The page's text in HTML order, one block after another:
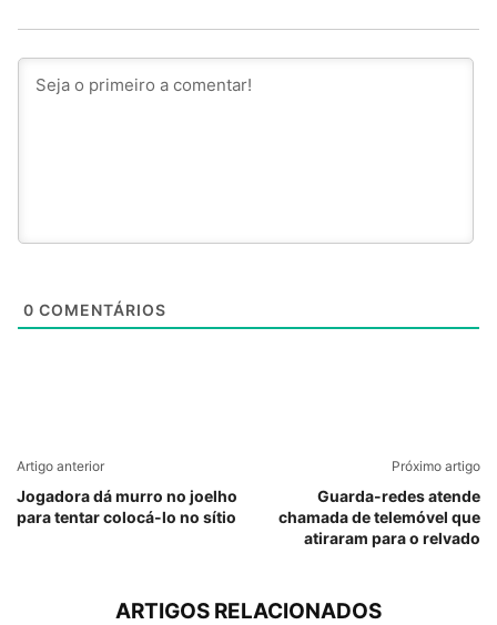
0 COMENTÁRIOS
Artigo anterior
Jogadora dá murro no joelho
para tentar colocá-lo no sítio
Próximo artigo
Guarda-redes atende
chamada de telemóvel que
atiraram para o relvado
ARTIGOS RELACIONADOS